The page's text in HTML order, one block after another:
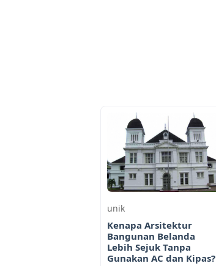
unik
Kenapa Arsitektur
Bangunan Belanda
Lebih Sejuk Tanpa
Gunakan AC dan Kipas?